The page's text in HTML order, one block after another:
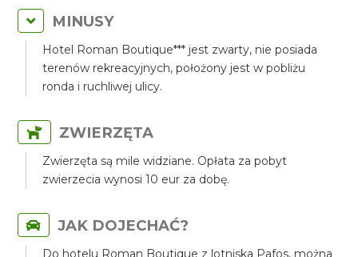
MINUSY
Hotel Roman Boutique*** jest zwarty, nie posiada
terenów rekreacyjnych, położony jest w pobliżu
ronda i ruchliwej ulicy.
ZWIERZĘTA
Zwierzęta są mile widziane. Opłata za pobyt
zwierzecia wynosi 10 eur za dobę.
JAK DOJECHAĆ?
Do hotelu Roman Boutique z lotniska Pafos, można